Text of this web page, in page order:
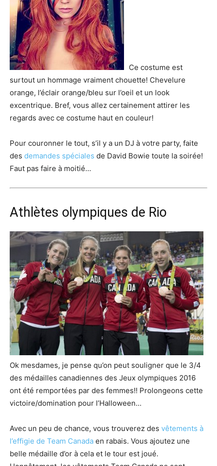
Ce costume est
surtout un hommage vraiment chouette! Chevelure
orange, l’éclair orange/bleu sur l’oeil et un look
excentrique. Bref, vous allez certainement attirer les
regards avec ce costume haut en couleur!
Pour couronner le tout, s’il y a un DJ à votre party, faite
des demandes spéciales de David Bowie toute la soirée!
Faut pas faire à moitié…
Athlètes olympiques de Rio
Ok mesdames, je pense qu’on peut souligner que le 3/4
des médailles canadiennes des Jeux olympiques 2016
ont été remportées par des femmes!! Prolongeons cette
victoire/domination pour l’Halloween…
Avec un peu de chance, vous trouverez des vêtements à
l’effigie de Team Canada en rabais. Vous ajoutez une
belle médaille d’or à cela et le tour est joué.